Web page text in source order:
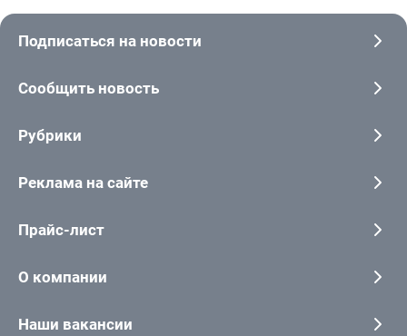
Подписаться на новости
Сообщить новость
Рубрики
Реклама на сайте
Прайс-лист
О компании
Наши вакансии